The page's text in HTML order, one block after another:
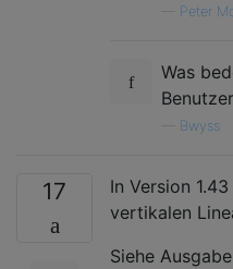
Peter
Was
Bwyss
17
In Version
vertikalen
Siehe Ausgabe